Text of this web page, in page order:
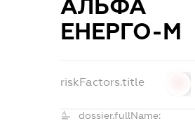
АЛЬФА
ЕНЕРГО-М
riskFactors.title
dossier.fullName: